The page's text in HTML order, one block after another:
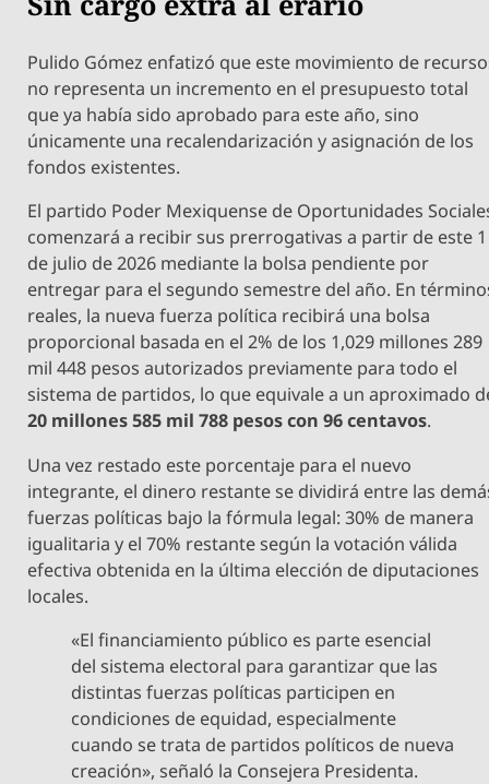
Pulido Gómez enfatizó que este movimiento de
no representa un incremento en el presupuesto total
que ya había sido aprobado para este año, sino
únicamente una recalendarización y asignación de los
fondos existentes.
El partido Poder Mexiquense de Oportunidades
comenzará a recibir sus prerrogativas a partir de este 1
de julio de 2026 mediante la bolsa pendiente por
entregar para el segundo semestre del año. En
reales, la nueva fuerza política recibirá una bolsa
proporcional basada en el 2% de los 1,029 millones 289
mil 448 pesos autorizados previamente para todo el
sistema de partidos, lo que equivale a un aproximado
20 millones 585 mil 788 pesos con 96 centavos.
Una vez restado este porcentaje para el nuevo
integrante, el dinero restante se dividirá entre las
fuerzas políticas bajo la fórmula legal: 30% de manera
igualitaria y el 70% restante según la votación válida
efectiva obtenida en la última elección de diputaciones
locales.
«El financiamiento público es parte esencial
del sistema electoral para garantizar que las
distintas fuerzas políticas participen en
condiciones de equidad, especialmente
cuando se trata de partidos políticos de nueva
creación», señaló la Consejera Presidenta.